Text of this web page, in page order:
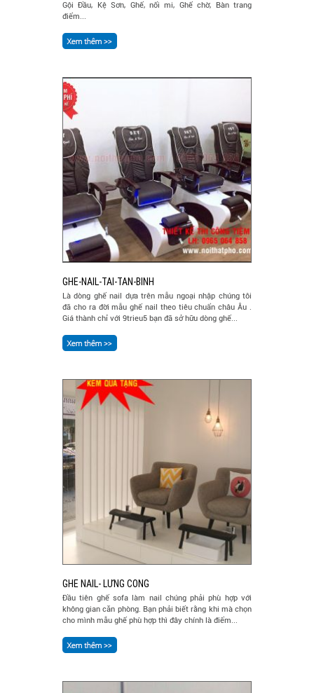
Gội Đầu, Kệ Sơn, Ghế, nối mi, Ghế chờ, Bàn trang
điểm...
GHE-NAIL-TAI-TAN-BINH
Là dòng ghế nail dựa trên mẫu ngoại nhập chúng tôi
đã cho ra đời mẫu ghế nail theo tiêu chuẩn châu Âu .
Giá thành chỉ với 9trieu5 bạn đã sở hữu dòng ghế...
GHE NAIL- LƯNG CONG
Đầu tiên ghế sofa làm nail chúng phải phù hợp với
không gian căn phòng. Bạn phải biết rằng khi mà chọn
cho mình mẫu ghế phù hợp thì đây chính là điểm...